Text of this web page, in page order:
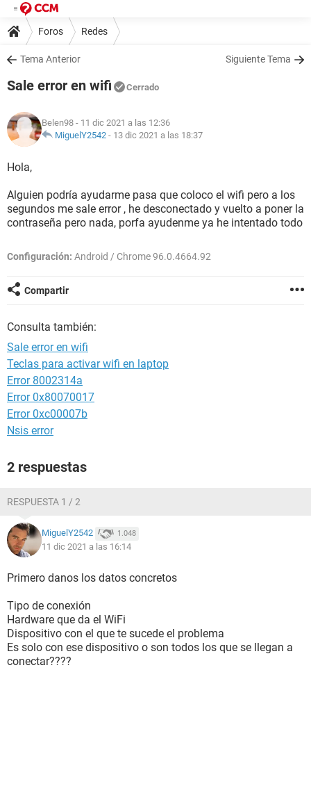
Foros Redes
Tema Anterior Siguiente Tema
Sale error en wifi Cerrado
Belen98 - 11 dic 2021 a las 12:36
MiguelY2542 - 13 dic 2021 a las 18:37
Hola,
Alguien podría ayudarme pasa que coloco el wifi pero a los
segundos me sale error , he desconectado y vuelto a poner la
contraseña pero nada, porfa ayudenme ya he intentado todo
Configuración: Android / Chrome 96.0.4664.92
Compartir
Consulta también:
Sale error en wifi
Teclas para activar wifi en laptop
Error 8002314a
Error 0x80070017
Error 0xc00007b
Nsis error
2 respuestas
RESPUESTA 1 / 2
MiguelY2542 1.048
11 dic 2021 a las 16:14
Primero danos los datos concretos
Tipo de conexión
Hardware que da el WiFi
Dispositivo con el que te sucede el problema
Es solo con ese dispositivo o son todos los que se llegan a
conectar????